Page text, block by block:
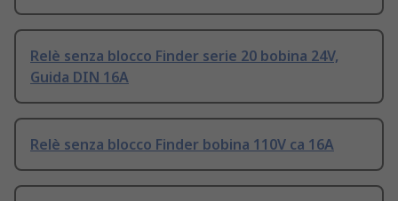
Relè senza blocco Finder serie 20 bobina 24V,
Guida DIN 16A
Relè senza blocco Finder bobina 110V ca 16A